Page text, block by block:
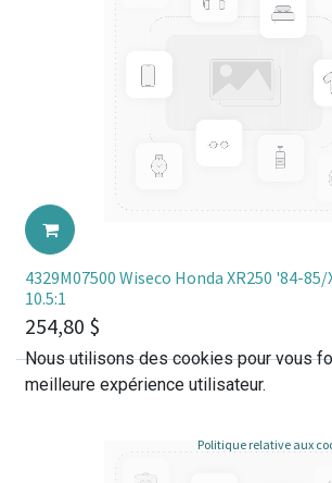
4329M07500 Wiseco Honda XR250 '84-
10.5:1
254,80 $
Nous utilisons des cookies pour vous
meilleure expérience utilisateur.
Politique relative aux